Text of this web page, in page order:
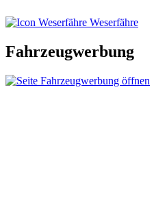
Weserfähre
Fahrzeugwerbung